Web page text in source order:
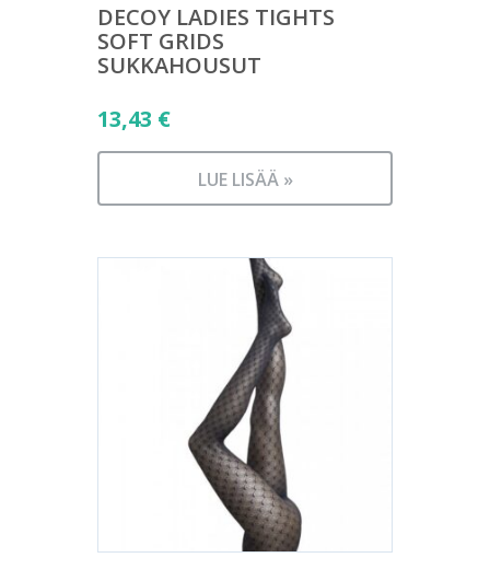
DECOY LADIES TIGHTS
SOFT GRIDS
SUKKAHOUSUT
13,43 €
LUE LISÄÄ »